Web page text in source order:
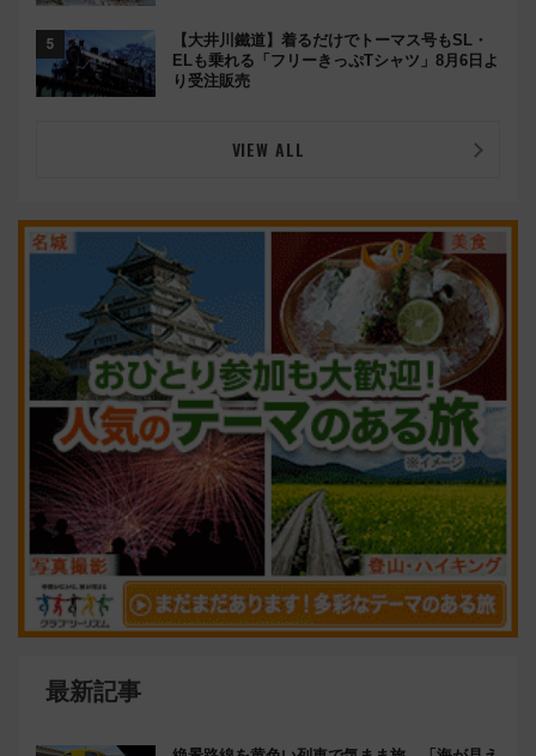
【大井川鐵道】着るだけでトーマス号もSL・
ELも乗れる「フリーきっぷTシャツ」8月6日よ
り受注販売
VIEW ALL
最新記事